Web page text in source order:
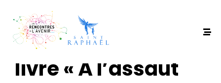
Présentation du
livre « À l’assaut